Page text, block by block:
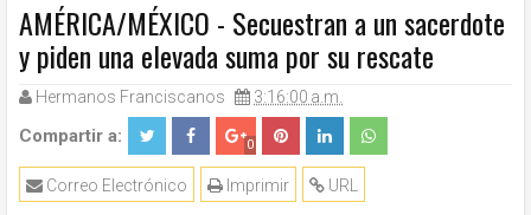
AMÉRICA/MÉXICO - Secuestran a un sacerdote
y piden una elevada suma por su rescate
Hermanos Franciscanos 3:16:00 a.m.
Compartir a: 0
URL
Imprimir
Correo Electrónico